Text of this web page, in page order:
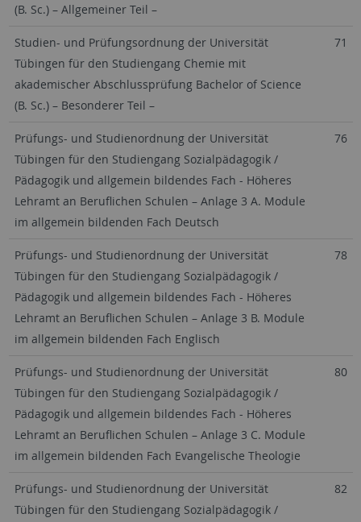
(B. Sc.) – Allgemeiner Teil –
Studien- und Prüfungsordnung der Universität
Tübingen für den Studiengang Chemie mit
akademischer Abschlussprüfung Bachelor of Science
(B. Sc.) – Besonderer Teil –
71
Prüfungs- und Studienordnung der Universität
Tübingen für den Studiengang Sozialpädagogik /
Pädagogik und allgemein bildendes Fach - Höheres
Lehramt an Beruflichen Schulen – Anlage 3 A. Module
im allgemein bildenden Fach Deutsch
76
Prüfungs- und Studienordnung der Universität
Tübingen für den Studiengang Sozialpädagogik /
Pädagogik und allgemein bildendes Fach - Höheres
Lehramt an Beruflichen Schulen – Anlage 3 B. Module
im allgemein bildenden Fach Englisch
78
Prüfungs- und Studienordnung der Universität
Tübingen für den Studiengang Sozialpädagogik /
Pädagogik und allgemein bildendes Fach - Höheres
Lehramt an Beruflichen Schulen – Anlage 3 C. Module
im allgemein bildenden Fach Evangelische Theologie
80
Prüfungs- und Studienordnung der Universität
Tübingen für den Studiengang Sozialpädagogik /
82